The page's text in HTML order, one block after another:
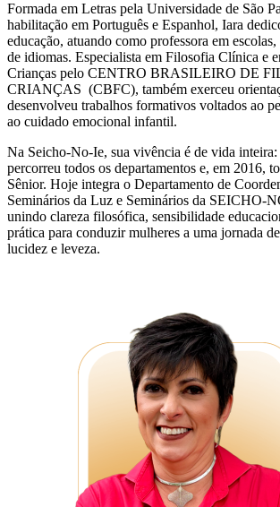
Formada em Letras pela Universidade de São
habilitação em Português e Espanhol, Iara
educação, atuando como professora em escolas,
de idiomas. Especialista em Filosofia Clínica e
Crianças pelo CENTRO BRASILEIRO DE
CRIANÇAS (CBFC), também exerceu
desenvolveu trabalhos formativos voltados ao
ao cuidado emocional infantil.
Na Seicho-No-Ie, sua vivência é de vida inteira:
percorreu todos os departamentos e, em 2016,
Sênior. Hoje integra o Departamento de
Seminários da Luz e Seminários da SEICHO-
unindo clareza filosófica, sensibilidade
prática para conduzir mulheres a uma jornada
lucidez e leveza.